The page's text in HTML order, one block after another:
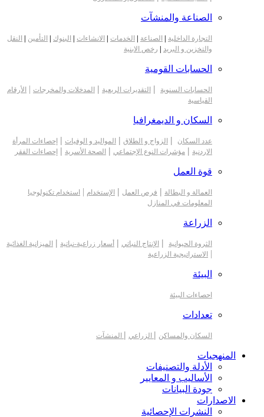
الصناعة والمنشآت
التجارة الداخلية الصناعة الخدمات الانشاءات البنوك التأمين
النقل
والتخزين و البريد
رخص الابنية
الحسابات القومية
الحسابات السنوية | التقديرات الربعية | المدخلات والمخرجات |
الأرقام
القياسية
السكان و الديمغرافيا
عدد السكان | الزواج و الطلاق | المواليد و الوفيات | إحصاءات المرأة
الاردنية | مؤشرات النوع الإجتماعي | الصحة الأسرية | إحصاءات الفقر
قوة العمل
العمالة و البطالة | فرص العمل | الإستخدام |
استخدام تكنولوجيا
المعلومات في المنازل
الزراعة
الثروة الحيوانية | الإنتاج النباتي | أسعار زراعية-نباتية | الميزانية الغذائية
| الاستراتيجية الزراعية
البيئة
احصاءات البيئة
تعدادات
السكان والمساكن | الزراعي | المنشآت
المنهجيات
الأدلة والتصنيفات
الأساليب و المعايير
جودة البيانات
الاصدارات
النشرات الإحصائية